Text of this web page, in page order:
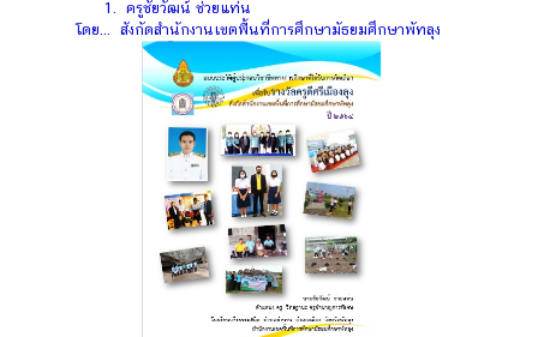
1. ครูชัยวัฒน์ ช่วยแท่น
โดย... สังกัดสำนักงานเขตพื้นที่การศึกษามัธยมศึกษาพัทลุง